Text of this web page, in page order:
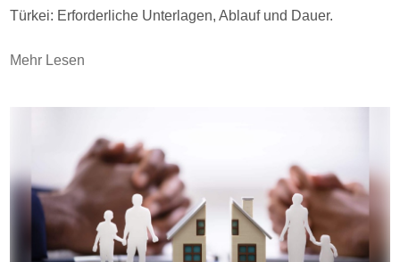
Türkei: Erforderliche Unterlagen, Ablauf und Dauer.
Mehr Lesen